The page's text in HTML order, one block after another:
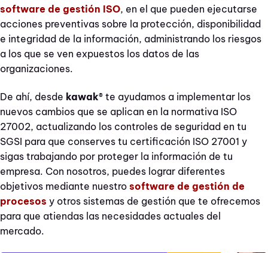
software de gestión ISO, en el que pueden ejecutarse
acciones preventivas sobre la protección, disponibilidad
e integridad de la información, administrando los riesgos
a los que se ven expuestos los datos de las
organizaciones.
De ahí, desde kawak® te ayudamos a implementar los
nuevos cambios que se aplican en la normativa ISO
27002, actualizando los controles de seguridad en tu
SGSI para que conserves tu certificación ISO 27001 y
sigas trabajando por proteger la información de tu
empresa. Con nosotros, puedes lograr diferentes
objetivos mediante nuestro software de gestión de
procesos y otros sistemas de gestión que te ofrecemos
para que atiendas las necesidades actuales del
mercado.